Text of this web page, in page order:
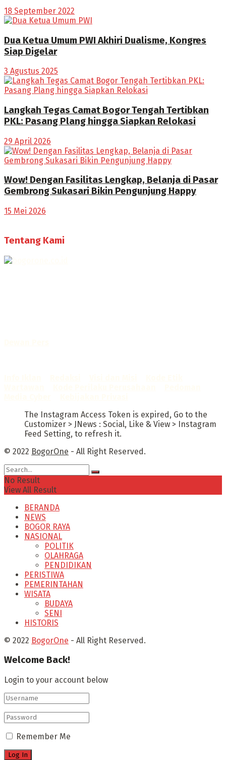
18 September 2022
Dua Ketua Umum PWI Akhiri Dualisme, Kongres
Siap Digelar
3 Agustus 2025
Langkah Tegas Camat Bogor Tengah Tertibkan
PKL: Pasang Plang hingga Siapkan Relokasi
29 April 2026
Wow! Dengan Fasilitas Lengkap, Belanja di Pasar
Gembrong Sukasari Bikin Pengunjung Happy
15 Mei 2026
Tentang Kami
The Instagram Access Token is expired, Go to the
Customizer > JNews : Social, Like & View > Instagram
Feed Setting, to refresh it.
© 2022 BogorOne - All Right Reserved.
No Result
View All Result
BERANDA
NEWS
BOGOR RAYA
NASIONAL
POLITIK
OLAHRAGA
PENDIDIKAN
PERISTIWA
PEMERINTAHAN
WISATA
BUDAYA
SENI
HISTORIS
© 2022 BogorOne - All Right Reserved.
Welcome Back!
Login to your account below
Remember Me